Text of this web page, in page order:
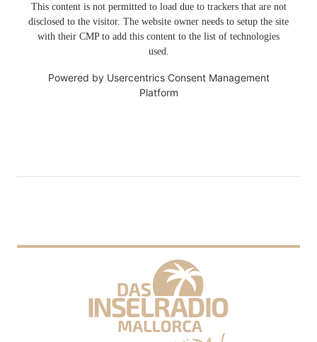
This content is not permitted to load due to trackers that are not
disclosed to the visitor. The website owner needs to setup the site
with their CMP to add this content to the list of technologies
used.
Powered by Usercentrics Consent Management
Platform